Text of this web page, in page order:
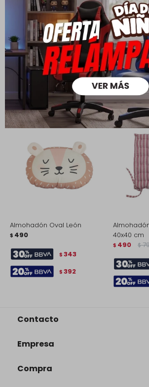
Medios de pago
Productos que te pueden
Almohadón Oval León
$ 490
$ 343
$ 392
40x40 cm
$ 490 $
Contacto
Empresa
Compra